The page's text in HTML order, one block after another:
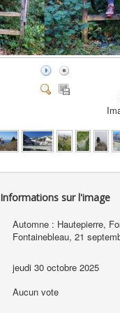
Informations sur l'image
Automne : Hautepierre,
Fontainebleau, 21
jeudi 30 octobre 2025
Aucun vote